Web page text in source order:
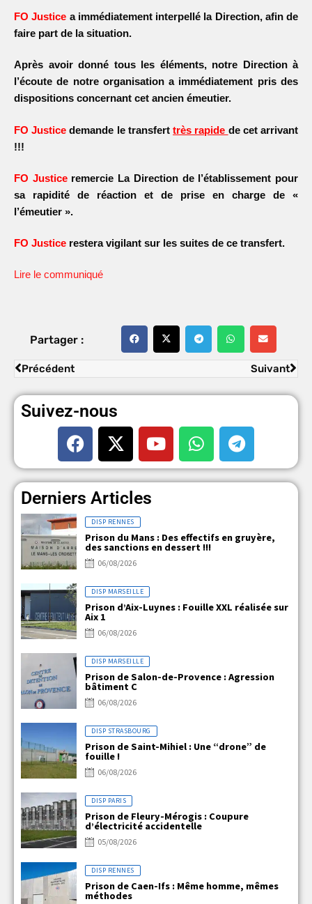
FO Justice a immédiatement interpellé la Direction, afin de
faire part de lasituation.
Après avoir donné tous les éléments, notre Direction à
l’écoute de notre organisation a immédiatement pris des
dispositions concernant cet ancien émeutier.
FO Justice demande le transferttrès rapide de cet arrivant
!!!
FO Justiceremercie La Direction de l’établissement pour
sa rapidité de réaction et de prise en charge de «
l’émeutier ».
FO Justice restera vigilant sur les suites de ce transfert.
Lire le communiqué
Partager :
Précédent Suivant
Suivez-nous
Derniers Articles
DISP RENNES
Prison du Mans : Des effectifs en gruyère,
des sanctions en dessert !!!
06/08/2026
DISP MARSEILLE
Prison d’Aix-Luynes : Fouille XXL réalisée sur
Aix 1
06/08/2026
DISP MARSEILLE
Prison de Salon-de-Provence : Agression
bâtiment C
06/08/2026
DISP STRASBOURG
Prison de Saint-Mihiel : Une “drone” de
fouille !
06/08/2026
DISP PARIS
Prison de Fleury-Mérogis : Coupure
d’électricité accidentelle
05/08/2026
DISP RENNES
Prison de Caen-Ifs : Même homme, mêmes
méthodes